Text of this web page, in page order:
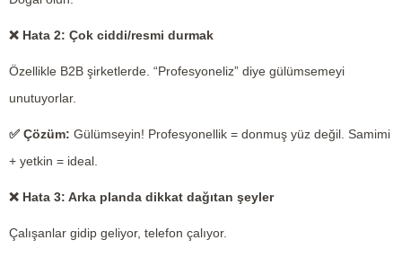
❌ Hata 2: Çok ciddi/resmi durmak
Özellikle B2B şirketlerde. “Profesyoneliz” diye gülümsemeyi
unutuyorlar.
✅ Çözüm: Gülümseyin! Profesyonellik = donmuş yüz değil. Samimi
+ yetkin = ideal.
❌ Hata 3: Arka planda dikkat dağıtan şeyler
Çalışanlar gidip geliyor, telefon çalıyor.